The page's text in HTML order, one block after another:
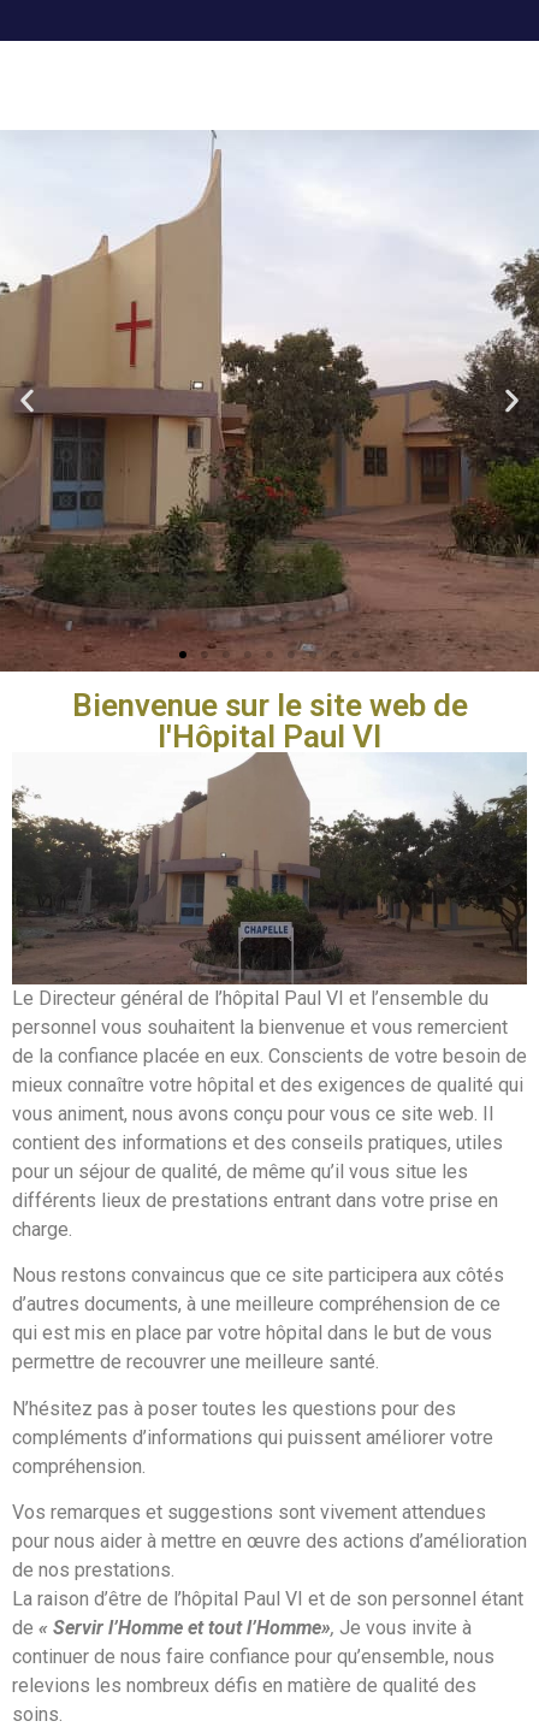
Bienvenue sur le site web de
l'Hôpital Paul VI
Le Directeur général de l’hôpital Paul VI et l’ensemble du
personnel vous souhaitent la bienvenue et vous remercient
de la confiance placée en eux. Conscients de votre besoin de
mieux connaître votre hôpital et des exigences de qualité qui
vous animent, nous avons conçu pour vous ce site web. Il
contient des informations et des conseils pratiques, utiles
pour un séjour de qualité, de même qu’il vous situe les
différents lieux de prestations entrant dans votre prise en
charge.
Nous restons convaincus que ce site participera aux côtés
d’autres documents, à une meilleure compréhension de ce
qui est mis en place par votre hôpital dans le but de vous
permettre de recouvrer une meilleure santé.
N’hésitez pas à poser toutes les questions pour des
compléments d’informations qui puissent améliorer votre
compréhension.
Vos remarques et suggestions sont vivement attendues
pour nous aider à mettre en œuvre des actions d’amélioration
de nos prestations.
La raison d’être de l’hôpital Paul VI et de son personnel étant
de « Servir l’Homme et tout l’Homme», Je vous invite à
continuer de nous faire confiance pour qu’ensemble, nous
relevions les nombreux défis en matière de qualité des
soins.